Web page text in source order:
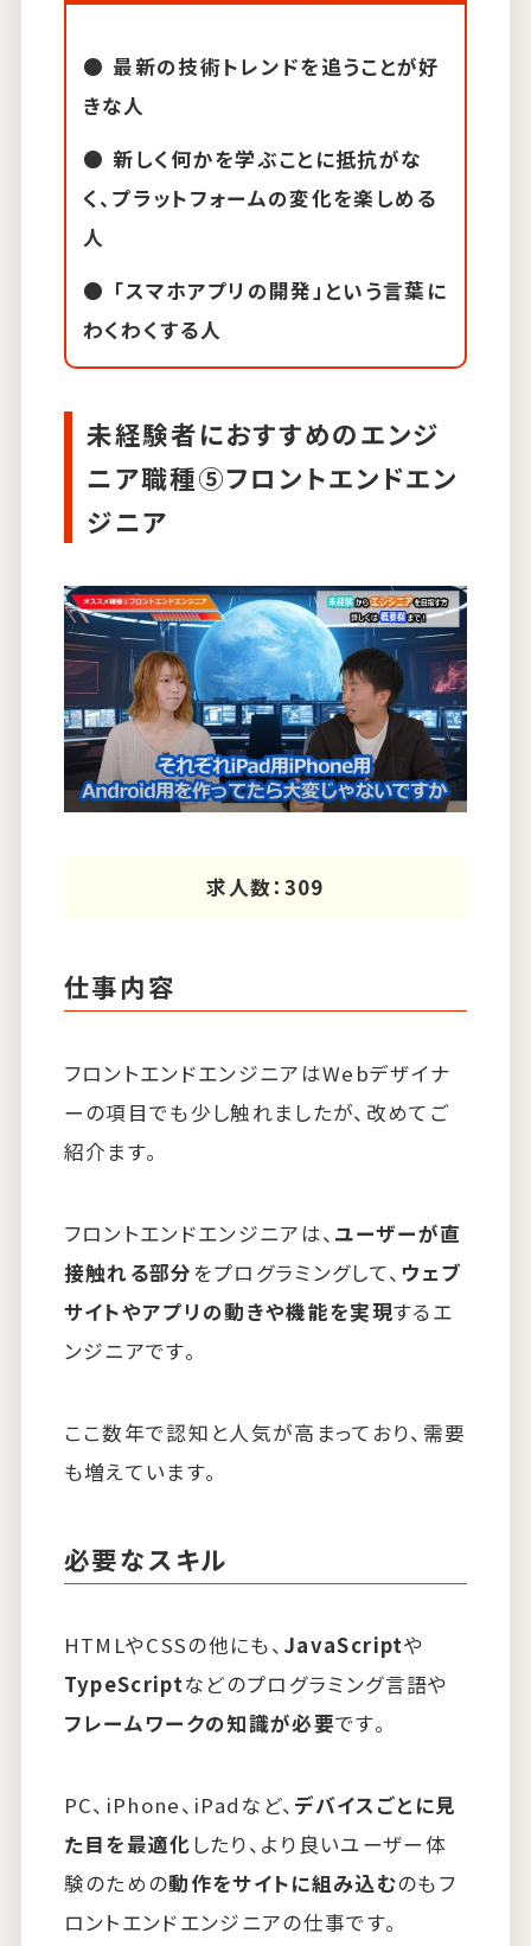
最新の技術トレンドを追うことが好
きな人
新しく何かを学ぶことに抵抗がな
く、プラットフォームの変化を楽しめる
人
「スマホアプリの開発」という言葉に
わくわくする人
未経験者におすすめのエンジ
ニア職種⑤フロントエンドエン
ジニア
求人数：309
仕事内容
フロントエンドエンジニアはWebデザイナ
ーの項目でも少し触れましたが、改めてご
紹介ます。
フロントエンドエンジニアは、 ユーザーが直
接触れる部分をプログラミングして、 ウェブ
サイトやアプリの動きや機能を実現するエ
ンジニアです。
ここ数年で認知と人気が高まっており、需要
も増えています。
必要なスキル
HTMLやCSSの他にも、 JavaScriptや
TypeScriptなどのプログラミング言語や
フレームワークの知識が必要です。
PC、iPhone、iPadなど、 デバイスごとに見
た目を最適化 したり、より良いユーザー体
験のための動作をサイトに組み込むのもフ
ロントエンドエンジニアの仕事です。